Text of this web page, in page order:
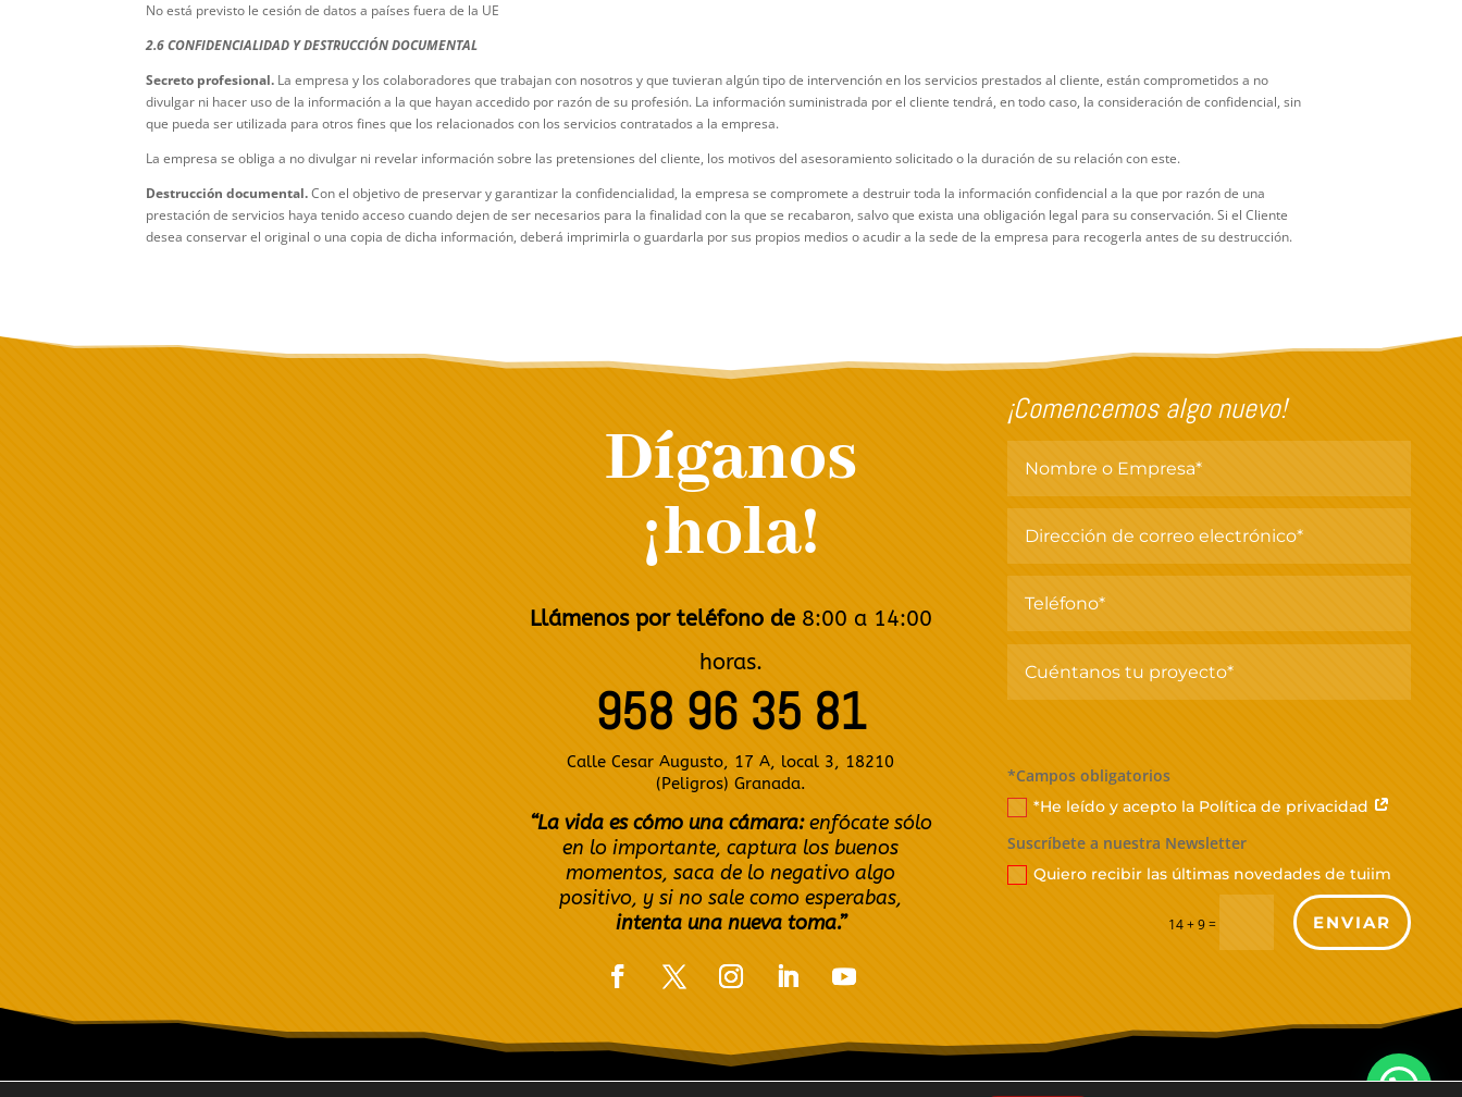
No está previsto le cesión de datos a países fuera de la UE
2.6 CONFIDENCIALIDAD Y DESTRUCCIÓN DOCUMENTAL
Secreto profesional. La empresa y los colaboradores que trabajan con nosotros y que tuvieran algún tipo de intervención en los servicios prestados al cliente, están comprometidos a no
divulgar ni hacer uso de la información a la que hayan accedido por razón de su profesión. La información suministrada por el cliente tendrá, en todo caso, la consideración de confidencial, sin
que pueda ser utilizada para otros fines que los relacionados con los servicios contratados a la empresa.
La empresa se obliga a no divulgar ni revelar información sobre las pretensiones del cliente, los motivos del asesoramiento solicitado o la duración de su relación con este.
Destrucción documental.Con el objetivo de preservar y garantizar la confidencialidad, la empresa se compromete a destruir toda la información confidencial a la que por razón de una
prestación de servicios haya tenido acceso cuando dejen de ser necesarios para la finalidad con la que se recabaron, salvo que exista una obligación legal para su conservación. Si el Cliente
desea conservar el original o una copia de dicha información, deberá imprimirla o guardarla por sus propios medios o acudir a la sede de la empresa para recogerla antes de su destrucción.
Díganos
¡hola!
Llámenos por teléfono de8:00 a 14:00
horas.
958 96 35 81
Calle Cesar Augusto, 17 A, local 3, 18210
(Peligros) Granada.
“La vida es cómo una cámara:enfócate sólo
en lo importante, captura los buenos
momentos, saca de lo negativo algo
positivo, y si no sale como esperabas,
intenta una nueva toma.”
¡Comencemos algo nuevo!
*Campos obligatorios
*He leído y acepto la Política de privacidad
Suscríbete a nuestra Newsletter
Quiero recibir las últimas novedades de tuiim
14 + 9= ENVIAR